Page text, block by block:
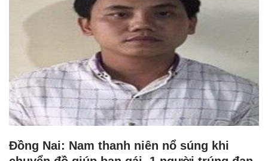
Đồng Nai: Nam thanh niên nổ súng khi